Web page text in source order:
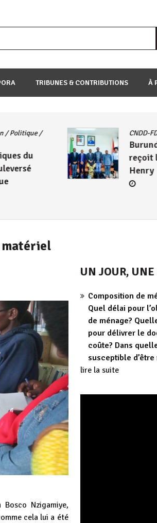
cakwibarutse .Wewe uri ngaha
TRIBUNES & CONTRIBUTIONS À
/Politique/
du
CNDD-
reçoit
Henry
matériel
Bosco Nzigamiye,
cela lui a été
UN JOUR,
Composition de
Quel délai pour
de ménage?
pour délivrer le
coûte? Dans
susceptible d’être
lire la suite